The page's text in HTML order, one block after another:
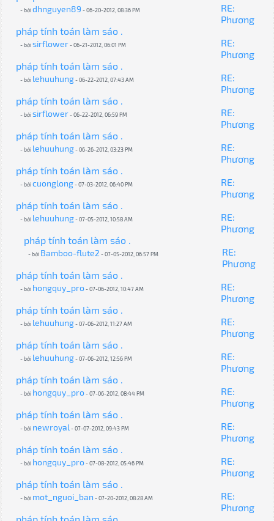
- bởidhnguyen89 - 06-20-2012, 08:36 PM
RE:
Phương
pháp tính toán làm sáo .
- bởisirflower- 06-21-2012, 06:01 PM
RE:
Phương
pháp tính toán làm sáo .
- bởi lehuuhung- 06-22-2012, 07:43 AM
RE:
Phương
pháp tính toán làm sáo .
- bởisirflower- 06-22-2012, 06:59 PM
RE:
Phương
pháp tính toán làm sáo .
- bởi lehuuhung- 06-26-2012, 03:23 PM
RE:
Phương
pháp tính toán làm sáo .
- bởicuonglong- 07-03-2012, 06:40 PM
RE:
Phương
pháp tính toán làm sáo .
- bởi lehuuhung- 07-05-2012, 10:58 AM
RE:
Phương
pháp tính toán làm sáo .
- bởi Bamboo-flute2 - 07-05-2012, 06:57 PM
RE:
Phương
pháp tính toán làm sáo .
- bởi hongquy_pro- 07-06-2012, 10:47 AM
RE:
Phương
pháp tính toán làm sáo .
- bởi lehuuhung- 07-06-2012, 11:27 AM
RE:
Phương
pháp tính toán làm sáo .
- bởi lehuuhung- 07-06-2012, 12:56 PM
RE:
Phương
pháp tính toán làm sáo .
- bởi hongquy_pro- 07-06-2012, 08:44 PM
RE:
Phương
pháp tính toán làm sáo .
- bởi newroyal- 07-07-2012, 09:43 PM
RE:
Phương
pháp tính toán làm sáo .
- bởi hongquy_pro- 07-08-2012, 05:46 PM
RE:
Phương
pháp tính toán làm sáo .
- bởi mot_nguoi_ban - 07-20-2012, 08:28 AM
RE:
Phương